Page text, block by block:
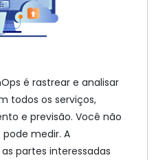
é rastrear e analisar
todos os serviços,
e previsão. Você não
medir. A
partes interessadas